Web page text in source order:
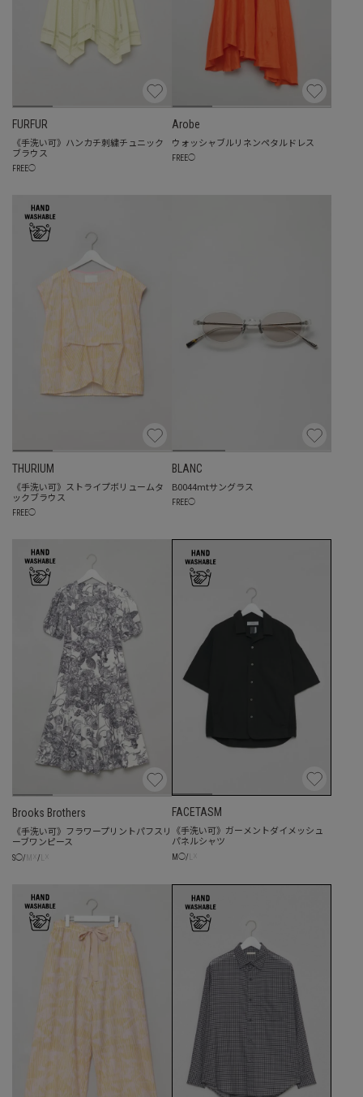
FURFUR
《手洗い可》ハンカチ刺繍チュニック
ブラウス
FREE◯
Arobe
ウォッシャブルリネンペタルドレス
FREE◯
THURIUM
《手洗い可》ストライプボリュームタ
ックブラウス
FREE◯
BLANC
B0044mtサングラス
FREE◯
Brooks Brothers
《手洗い可》フラワープリントパフスリ
ーブワンピース
S◯/ /
FACETASM
《手洗い可》ガーメントダイメッシュ
パネルシャツ
M ◯/